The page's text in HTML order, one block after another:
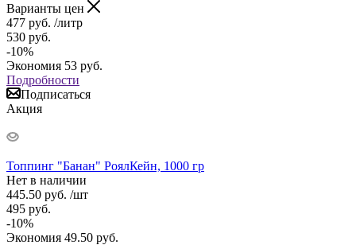
Варианты цен
477 руб. /литр
530 руб.
-10%
Экономия 53 руб.
Подробности
Подписаться
Акция
Топпинг "Банан" РоялКейн, 1000 гр
Нет в наличии
445.50 руб. /шт
495 руб.
-10%
Экономия 49.50 руб.